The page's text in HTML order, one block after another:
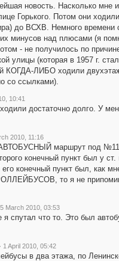
новость. Насколько мне
Горького. Потом они
до ВСХВ. Немного времени
минусов над плюсами (я
- не получилось по
улицы (которая в 1957 г.
КОГДА-ЛИБО ходили
со ссылками).
10:41
достаточно долго. У
2010, 11:16
маршрут под
конечный пункт был у
конечный пункт был, как
то я не
March 2010, 03:53
я спутал что то. Это был
· 1 April 2010, 05:42
в два этажа, по